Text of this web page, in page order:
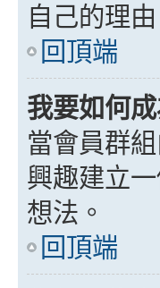
自己的理由
回頂端
我要如何
當會員群
興趣建立
想法。
回頂端